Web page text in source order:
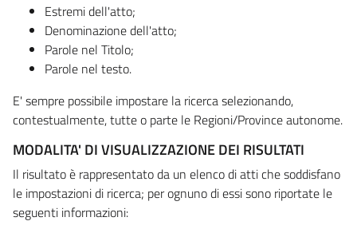
Estremi dell'atto;
Denominazione dell'atto;
Parole nel Titolo;
Parole nel testo.
E' sempre possibile impostare la ricerca selezionando,
contestualmente, tutte o parte le Regioni/Province autonome.
MODALITA' DI VISUALIZZAZIONE DEI RISULTATI
Il risultato è rappresentato da un elenco di atti che soddisfano
le impostazioni di ricerca; per ognuno di essi sono riportate le
seguenti informazioni: